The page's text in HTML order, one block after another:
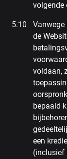
volgende
de
voldaan,
bepaald
een
(inclusief